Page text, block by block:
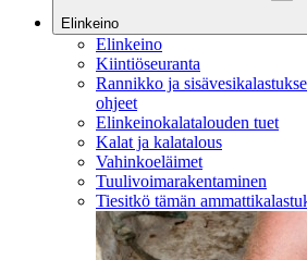
Elinkeino
Elinkeino
Kiintiöseuranta
Rannikko ja
ohjeet
Elinkeinokalatalouden tuet
Kalat ja kalatalous
Vahinkoeläimet
Tuulivoimarakentaminen
Tiesitkö tämän